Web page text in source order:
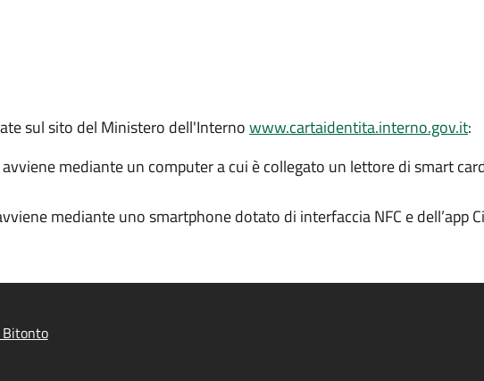
sul sito del Ministero dell'Internowww.cartaidentita.interno.gov.it:
mediante un computer a cui è collegato un lettore di smart
mediante uno smartphone dotato di interfaccia NFC e dell’app
Bitonto